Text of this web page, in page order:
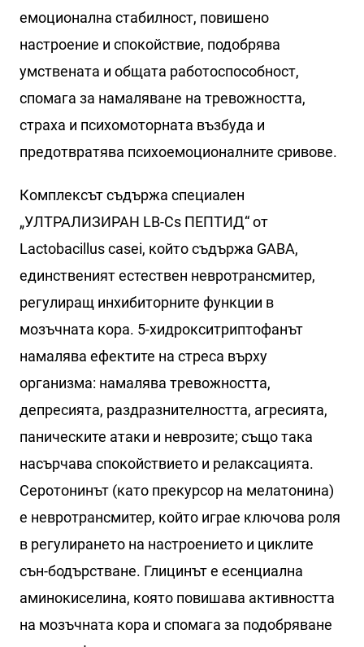
емоционална стабилност, повишено
настроение и спокойствие, подобрява
умствената и общата работоспособност,
спомага за намаляване на тревожността,
страха и психомоторната възбуда и
предотвратява психоемоционалните сривове.
Комплексът съдържа специален
„УЛТРАЛИЗИРАН LB-Cs ПЕПТИД“ от
Lactobacillus casei, който съдържа GABA,
единственият естествен невротрансмитер,
регулиращ инхибиторните функции в
мозъчната кора. 5-хидрокситриптофанът
намалява ефектите на стреса върху
организма: намалява тревожността,
депресията, раздразнителността, агресията,
паническите атаки и неврозите; също така
насърчава спокойствието и релаксацията.
Серотонинът (като прекурсор на мелатонина)
е невротрансмитер, който играе ключова роля
в регулирането на настроението и циклите
сън-бодърстване. Глицинът е есенциална
аминокиселина, която повишава активността
на мозъчната кора и спомага за подобряване